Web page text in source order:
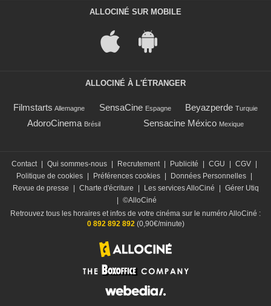
ALLOCINÉ SUR MOBILE
ALLOCINÉ À L'ÉTRANGER
Filmstarts Allemagne SensaCine Espagne Beyazperde Turquie
AdoroCinema Brésil Sensacine México Mexique
Contact Qui sommes-nous Recrutement Publicité CGU CGV
Politique de cookies
Préférences cookies Données Personnelles
Revue de presse
Charte d'écriture Les services AlloCiné
Gérer Utiq
©AlloCiné
Retrouvez tous les horaires et infos de votre cinéma sur le numéro AlloCiné :
0 892 892 892(0,90€/minute)